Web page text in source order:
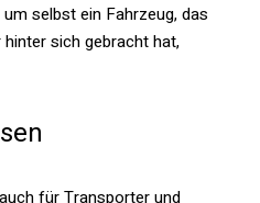
selbst ein Fahrzeug, das
sich gebracht hat,
für Transporter und